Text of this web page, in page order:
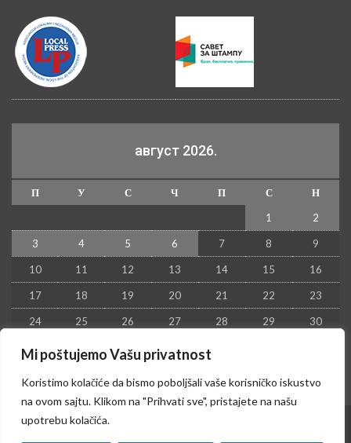
Mi poštujemo Vašu privatnost
Koristimo kolačiće da bismo poboljšali vaše korisničko iskustvo
na ovom sajtu. Klikom na "Prihvati sve", pristajete na našu
upotrebu kolačića.
август 2026.
П У С Ч П С
Н
1
2
3 4 5 6 7 8 9
10 11 12 13 14 15 16
17 18 19 20 21 22 23
24 25 26 27 28 29 30
31